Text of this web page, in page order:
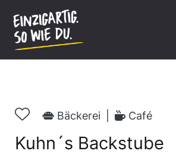
springen
Bäckerei Café
Kuhn´s Backstube